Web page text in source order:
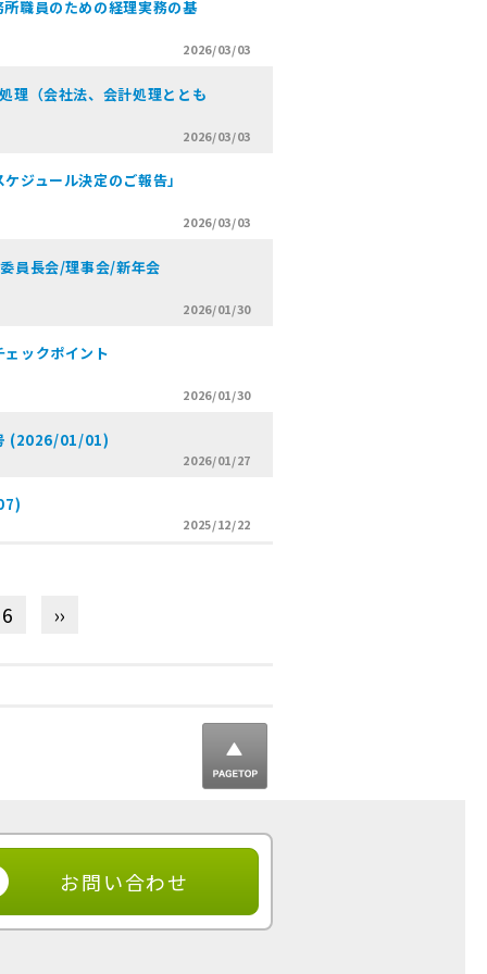
職員のための経理実務の基
2026/03/03
理（会社法、会計処理ととも
2026/03/03
ジュール決定のご報告」
2026/03/03
員長会/理事会/新年会
2026/01/30
ックポイント
2026/01/30
(2026/01/01)
2026/01/27
2025/12/22
6 ››
お問い合わせ